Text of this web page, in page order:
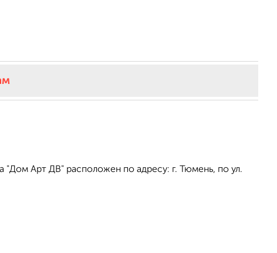
Арт ДВ" расположен по адресу: г. Тюмень, по ул.